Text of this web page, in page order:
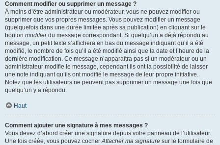
Comment modifier ou supprimer un message ?
À moins d’être administrateur ou modérateur, vous ne pouvez modifier ou
supprimer que vos propres messages. Vous pouvez modifier un message
(quelquefois dans une durée limitée après sa publication) en cliquant sur le
bouton modifierdu message correspondant. Si quelqu’un a déjà répondu au
message, un petit texte s’affichera en bas du message indiquant qu’il a été
modifié, le nombre de fois qu’il a été modifié ainsi que la date et l’heure de la
dernière modification. Ce message n’apparaîtra pas si un modérateur ou un
administrateur modifie le message, cependant ils ont la possibilité de laisser
une note indiquant qu’ils ont modifié le message de leur propre initiative.
Notez que les utilisateurs ne peuvent pas supprimer un message une fois que
quelqu’un y a répondu.
Haut
Comment ajouter une signature à mes messages ?
Vous devez d’abord créer une signature depuis votre panneau de l’utilisateur.
Une fois créée, vous pouvez cocherAttacher ma signature sur le formulaire de